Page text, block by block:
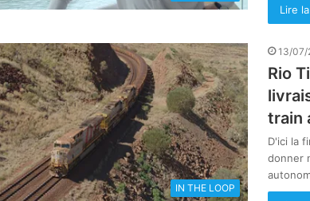
Lire
IN THE LOOP
13/07/
Rio
train
D'ici la
donner